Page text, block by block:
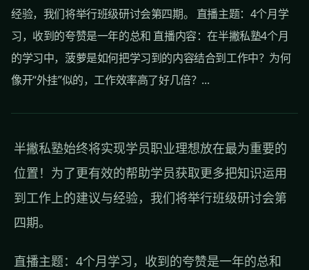
经验，我们将举行班级研讨会第四期。 直播主题：4个月学
习，收到的夸赞是一年的总和 直播内容：在半撇私塾4个月
的学习中，菠萝是如何把学习到的内容结合到工作中？为何
像开“外挂”似的，工作效率高了好几倍？...
半撇私塾始终将实现学员职业理想放在最为重要的
位置！为了更有效的帮助学员获取更多把知识运用
到工作上的建议与经验，我们将举行班级研讨会第
四期。
直播主题：4个月学习，收到的夸赞是一年的总和